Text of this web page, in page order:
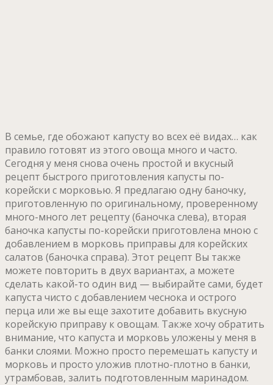
В семье, где обожают капусту во всех её видах… как
правило готовят из этого овоща много и часто.
Сегодня у меня снова очень простой и вкусный
рецепт быстрого приготовления капусты по-
корейски с морковью. Я предлагаю одну баночку,
приготовленную по оригинальному, проверенному
много-много лет рецепту (баночка слева), вторая
баночка капусты по-корейски приготовлена мною с
добавлением в морковь приправы для корейских
салатов (баночка справа). Этот рецепт Вы также
можете повторить в двух вариантах, а можете
сделать какой-то один вид — выбирайте сами, будет
капуста чисто с добавлением чеснока и острого
перца или же вы еще захотите добавить вкусную
корейскую приправу к овощам. Также хочу обратить
внимание, что капуста и морковь уложены у меня в
банки слоями. Можно просто перемешать капусту и
морковь и просто уложив плотно-плотно в банки,
утрамбовав, залить подготовленным маринадом.